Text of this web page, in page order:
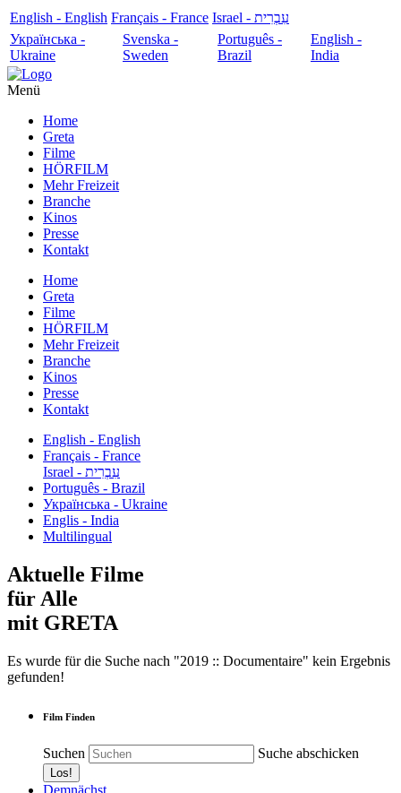
English - English Français - France
עִבְרִית - Israel
Українська -
Ukraine
Svenska -
Sweden
Português -
Brazil
English -
India
Menü
Home
Greta
Filme
HÖRFILM
Mehr Freizeit
Branche
Kinos
Presse
Kontakt
Home
Greta
Filme
HÖRFILM
Mehr Freizeit
Branche
Kinos
Presse
Kontakt
English - English
Français - France
עִבְרִית - Israel
Português - Brazil
Українська - Ukraine
Englis - India
Multilingual
Aktuelle Filme
für Alle
mit GRETA
Es wurde für die Suche nach "2019 :: Documentaire" kein Ergebnis
gefunden!
Film Finden
Suchen Suche abschicken
Demnächst